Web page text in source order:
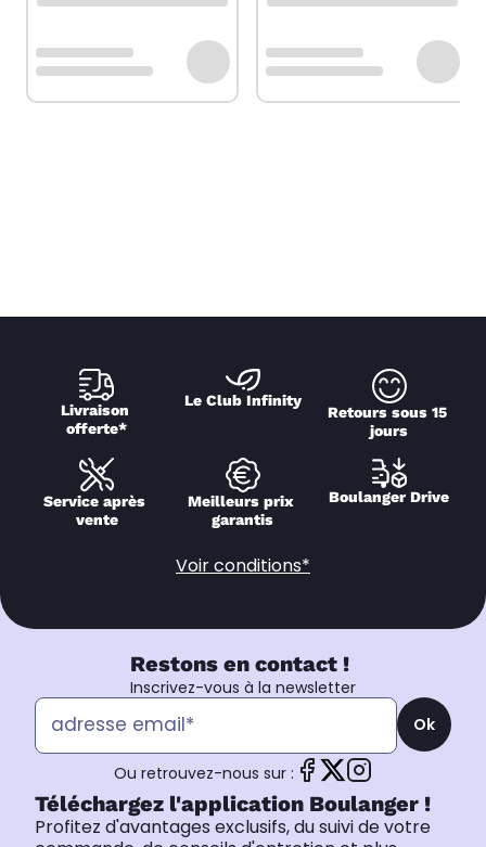
Livraison
offerte*
Le Club Infinity
Retours sous 15
jours
Service après
vente
Meilleurs prix
garantis
Boulanger Drive
Voir conditions*
Restons en contact !
Inscrivez-vous à la newsletter
Ok
Ou retrouvez-nous sur :
Téléchargez l'application Boulanger !
Profitez d'avantages exclusifs, du suivi de votre